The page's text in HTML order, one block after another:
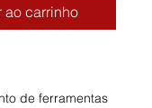
carrinho
de ferramentas